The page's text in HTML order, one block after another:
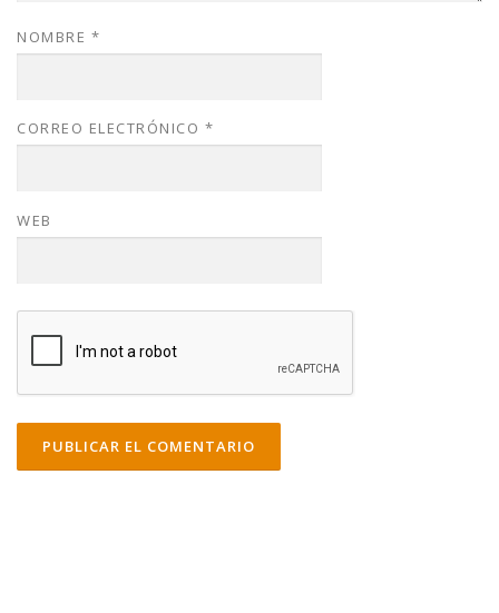
NOMBRE *
CORREO ELECTRÓNICO *
WEB